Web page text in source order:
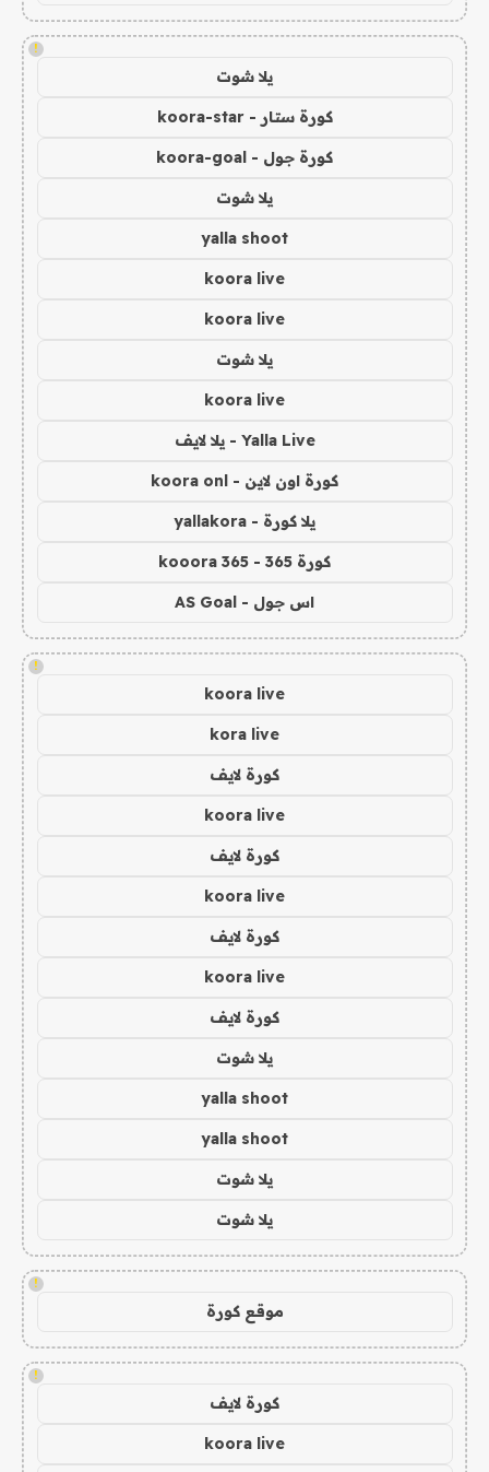
!
يلا شوت
كورة ستار - koora-star
كورة جول - koora-goal
يلا شوت
yalla shoot
koora live
koora live
يلا شوت
koora live
Yalla Live - يلا لايف
كورة اون لاين - koora onl
يلا كورة - yallakora
كورة 365 - kooora 365
اس جول - AS Goal
!
koora live
kora live
كورة لايف
koora live
كورة لايف
koora live
كورة لايف
koora live
كورة لايف
يلا شوت
yalla shoot
yalla shoot
يلا شوت
يلا شوت
!
موقع كورة
!
كورة لايف
koora live